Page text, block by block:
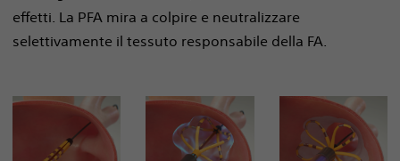
effetti. La PFA mira a colpire e neutralizzare
selettivamente il tessuto responsabile della FA.